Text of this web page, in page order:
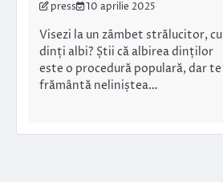
press 10 aprilie 2025
Visezi la un zâmbet strălucitor, cu
dinți albi? Știi că albirea dinților
este o procedură populară, dar te
frământă neliniștea…